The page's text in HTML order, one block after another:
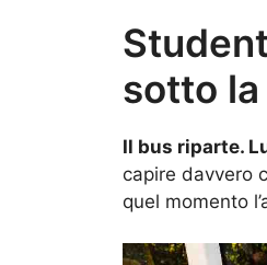
sotto
Il bus riparte.
capire davvero
quel momento